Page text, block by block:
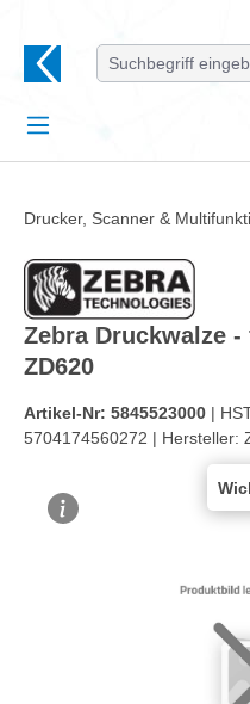
Drucker, Scanner &
Zebra Druckwalze -
ZD620
Artikel-Nr: 5845523000 |
5704174560272 | Hersteller: